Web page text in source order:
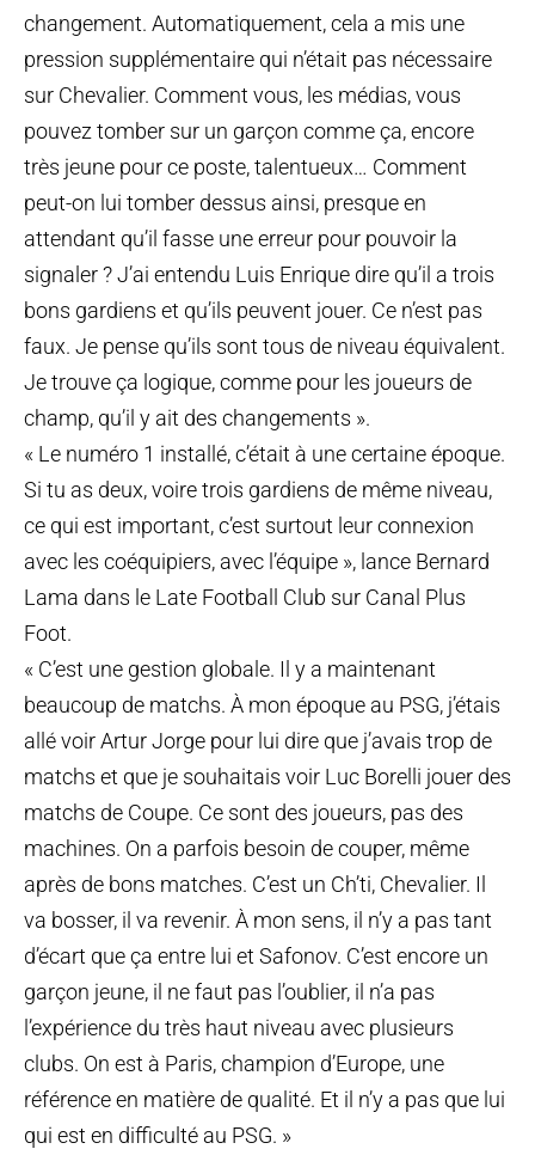
changement. Automatiquement, cela a mis une
pression supplémentaire qui n’était pas nécessaire
sur Chevalier. Comment vous, les médias, vous
pouvez tomber sur un garçon comme ça, encore
très jeune pour ce poste, talentueux… Comment
peut-on lui tomber dessus ainsi, presque en
attendant qu’il fasse une erreur pour pouvoir la
signaler ? J’ai entendu Luis Enrique dire qu’il a trois
bons gardiens et qu’ils peuvent jouer. Ce n’est pas
faux. Je pense qu’ils sont tous de niveau équivalent.
Je trouve ça logique, comme pour les joueurs de
champ, qu’il y ait des changements ».
« Le numéro 1 installé, c’était à une certaine époque.
Si tu as deux, voire trois gardiens de même niveau,
ce qui est important, c’est surtout leur connexion
avec les coéquipiers, avec l’équipe », lance Bernard
Lama dans le Late Football Club sur Canal Plus
Foot.
« C’est une gestion globale. Il y a maintenant
beaucoup de matchs. À mon époque au PSG, j’étais
allé voir Artur Jorge pour lui dire que j’avais trop de
matchs et que je souhaitais voir Luc Borelli jouer des
matchs de Coupe. Ce sont des joueurs, pas des
machines. On a parfois besoin de couper, même
après de bons matches. C’est un Ch’ti, Chevalier. Il
va bosser, il va revenir. À mon sens, il n’y a pas tant
d’écart que ça entre lui et Safonov. C’est encore un
garçon jeune, il ne faut pas l’oublier, il n’a pas
l’expérience du très haut niveau avec plusieurs
clubs. On est à Paris, champion d’Europe, une
référence en matière de qualité. Et il n’y a pas que lui
qui est en difficulté au PSG. »